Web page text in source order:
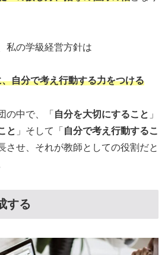
私の学級経営方針は
自分で考え行動する力をつける
の中で、「 自分を大切にすること 」
と 」そして「 自分で考え行動するこ
させ、それが教師としての役割だと
する